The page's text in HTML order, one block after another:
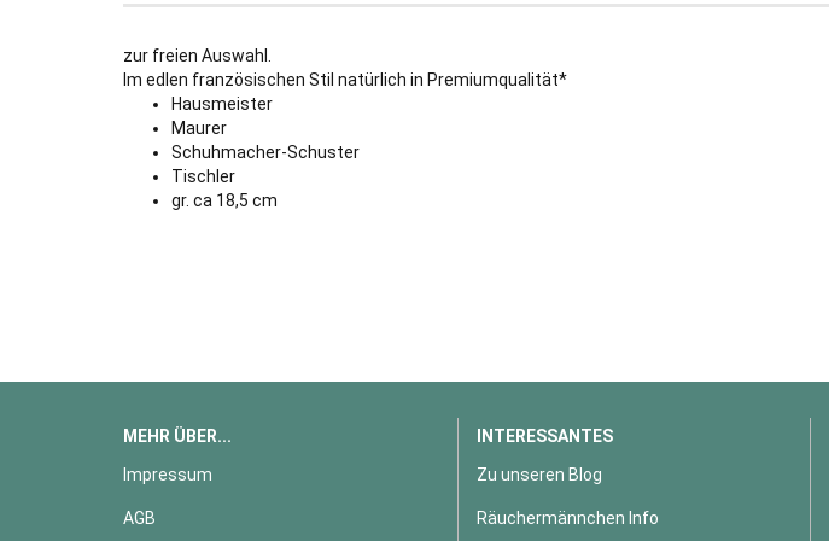
zur freien Auswahl.
Im edlen französischen Stil natürlich in Premiumqualität*
Hausmeister
Maurer
Schuhmacher-Schuster
Tischler
gr. ca 18,5 cm
MEHR ÜBER...
Impressum
AGB
INTERESSANTES
Zu unseren Blog
Räuchermännchen Info